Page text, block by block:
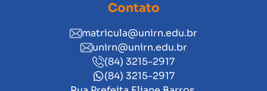
Contato
matricula@unirn.edu.br
unirn@unirn.edu.br
(84) 3215-2917
(84) 3215-2917